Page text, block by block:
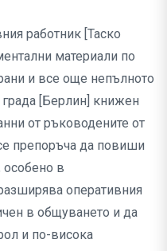
работник [Таско
материали по
и все още непълното
[Берлин] книжен
от ръководените от
препоръча да повиши
особено в
оперативния
в общуването и да
и по-висока